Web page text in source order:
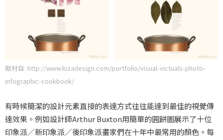
取材自: http://www.kizadesign.com/portfolio/visual-victuals-photo-
infographic-cookbook/
有時候簡潔的設計元素直接的表達方式往往能達到最佳的視覺傳
達效果。例如設計師Arthur Buxton用簡單的圓餅圖展示了十位
印象派／新印象派／後印象派畫家們在十年中最常用的顏色。每